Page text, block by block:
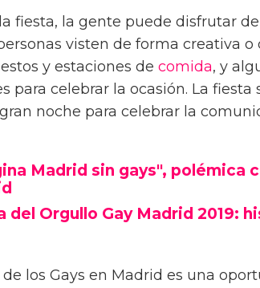
fiesta, la gente puede disfrutar
visten de forma creativa o
y estaciones de comida, y
para celebrar la ocasión. La
noche para celebrar la
Madrid sin gays", polémica
del Orgullo Gay Madrid 2019:
de los Gays en Madrid es una